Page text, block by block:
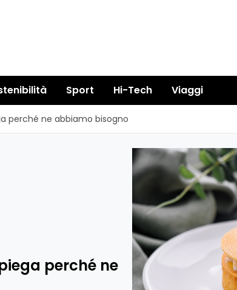
Sport Hi-Tech Viaggi
perché ne abbiamo bisogno
perché ne